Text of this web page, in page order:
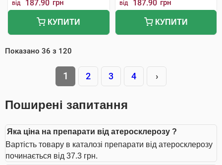
від 187.90 грн
КУПИТИ
від 187.90 грн
КУПИТИ
Показано 36 з 120
1 2 3 4 ›
Поширені запитання
Яка ціна на препарати від атеросклерозу ?
Вартість товару в каталозі препарати від атеросклерозу
починається від 37.3 грн.